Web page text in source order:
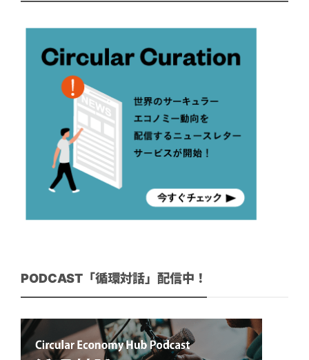
PODCAST「循環対話」配信中！